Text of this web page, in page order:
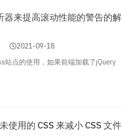
来提高滚动性能的警告的解
2021-09-18
站点的使用，如果前端加载了jQuery
用的 CSS 来减小 CSS 文件